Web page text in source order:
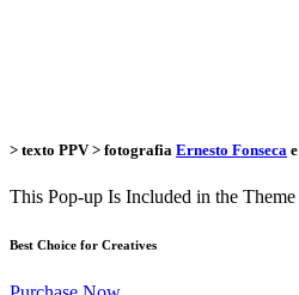
> texto PPV> fotografia Ernesto Fonseca e
This Pop-up Is Included in the Theme
Best Choice for Creatives